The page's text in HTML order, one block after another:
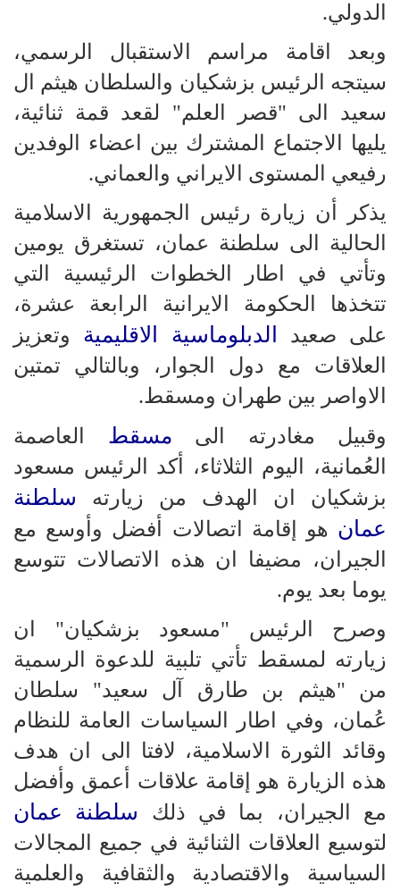
الدولي.
وبعد اقامة مراسم الاستقبال الرسمي،
سيتجه الرئيس بزشكيان والسلطان هيثم ال
سعيد الى "قصر العلم" لقعد قمة ثنائية،
يليها الاجتماع المشترك بين اعضاء الوفدين
رفيعي المستوى الايراني والعماني.
يذكر أن زيارة رئيس الجمهورية الاسلامية
الحالية الى سلطنة عمان، تستغرق يومين
وتأتي في اطار الخطوات الرئيسية التي
تتخذها الحكومة الايرانية الرابعة عشرة،
على صعيد الدبلوماسية الاقليمية وتعزيز
العلاقات مع دول الجوار، وبالتالي تمتين
الاواصر بين طهران ومسقط.
وقبيل مغادرته الى مسقط العاصمة
العُمانية، اليوم الثلاثاء، أكد الرئيس مسعود
بزشكيان ان الهدف من زيارته سلطنة
عمان هو إقامة اتصالات أفضل وأوسع مع
الجيران، مضيفا ان هذه الاتصالات تتوسع
يوما بعد يوم.
وصرح الرئيس "مسعود بزشكيان" ان
زيارته لمسقط تأتي تلبية للدعوة الرسمية
من "هيثم بن طارق آل سعيد" سلطان
عُمان، وفي اطار السياسات العامة للنظام
وقائد الثورة الاسلامية، لافتا الى ان هدف
هذه الزيارة هو إقامة علاقات أعمق وأفضل
مع الجيران، بما في ذلك سلطنة عمان
لتوسيع العلاقات الثنائية في جميع المجالات
السياسية والاقتصادية والثقافية والعلمية